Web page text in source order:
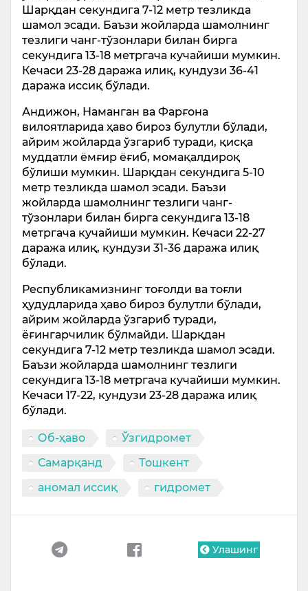
Шарқдан секундига 7-12 метр тезликда
шамол эсади. Баъзи жойларда шамолнинг
тезлиги чанг-тўзонлари билан бирга
секундига 13-18 метргача кучайиши мумкин.
Кечаси 23-28 даража илиқ, кундузи 36-41
даража иссиқ бўлади.
Андижон, Наманган ва Фарғона
вилоятларида ҳаво бироз булутли бўлади,
айрим жойларда ўзгариб туради, қисқа
муддатли ёмғир ёғиб, момақалдироқ
бўлиши мумкин. Шарқдан секундига 5-10
метр тезликда шамол эсади. Баъзи
жойларда шамолнинг тезлиги чанг-
тўзонлари билан бирга секундига 13-18
метргача кучайиши мумкин. Кечаси 22-27
даража илиқ, кундузи 31-36 даража илиқ
бўлади.
Республикамизнинг тоғолди ва тоғли
ҳудудларида ҳаво бироз булутли бўлади,
айрим жойларда ўзгариб туради,
ёғингарчилик бўлмайди. Шарқдан
секундига 7-12 метр тезликда шамол эсади.
Баъзи жойларда шамолнинг тезлиги
секундига 13-18 метргача кучайиши мумкин.
Кечаси 17-22, кундузи 23-28 даража илиқ
бўлади.
Об-ҳаво
Ўзгидромет
Самарқанд
Тошкент
аномал иссиқ
гидромет
Улашинг